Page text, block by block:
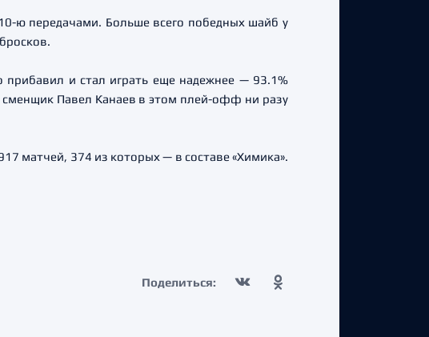
ю передачами. Больше всего победных шайб у
и стал играть еще надежнее — 93.1%
Павел Канаев в этом плей-офф ни разу
матчей, 374 из которых — в составе «Химика».
Поделиться: